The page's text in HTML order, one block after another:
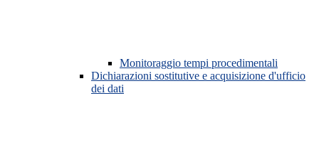
Monitoraggio tempi procedimentali
Dichiarazioni sostitutive e acquisizione d'ufficio
dei dati